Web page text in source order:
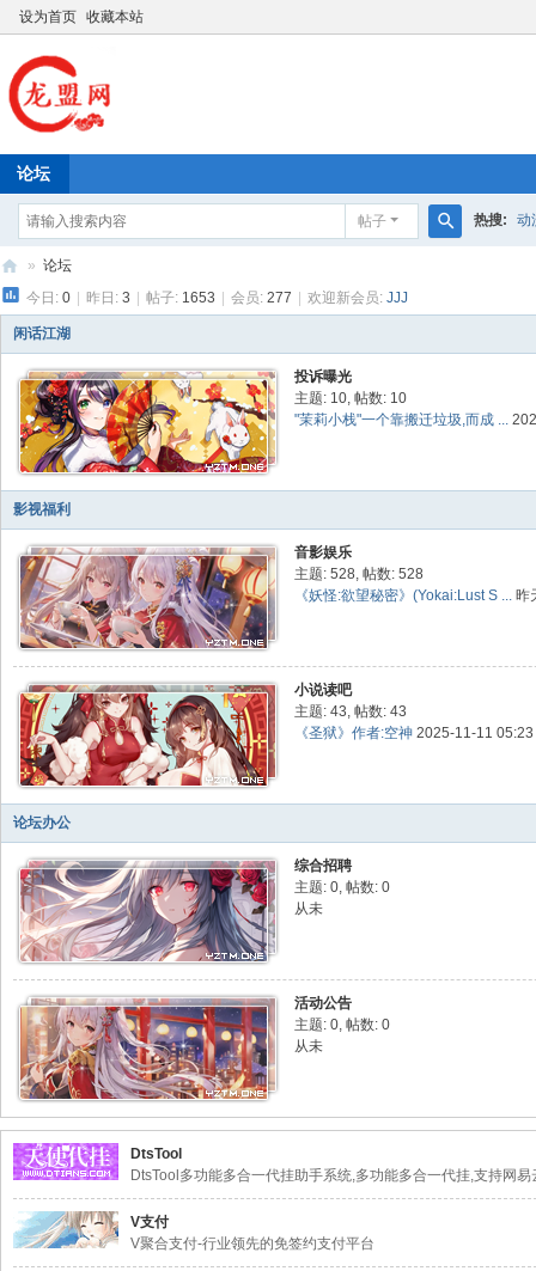
设为首页 收藏本站
论坛
帖子 热搜: 动
龙
盟
» 论坛
今日: 0 昨日: 3 帖子: 1653 会员: 277 欢迎新会员: JJJ
闲话江湖
投诉曝光
主题: 10, 帖数: 10
"茉莉小栈"一个靠搬迁垃圾,而成 ...
影视福利
音影娱乐
主题: 528, 帖数: 528
《妖怪:欲望秘密》(Yokai:Lust S ... 昨
小说读吧
主题: 43, 帖数: 43
《圣狱》作者:空神 2025-11-11 05:23
论坛办公
综合招聘
主题: 0, 帖数: 0
从未
活动公告
主题: 0, 帖数: 0
从未
DtsTool
DtsTool多功能多合一代挂助手系统,多功能多合一代挂,支持网
V支付
V聚合支付-行业领先的免签约支付平台